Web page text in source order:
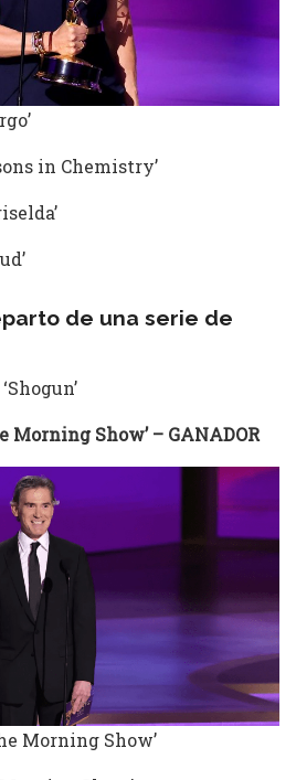
in Chemistry’
de una serie de
Morning Show’ – GANADOR
Morning Show’